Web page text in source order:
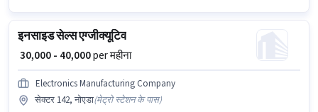
इनसाइड सेल्स एग्जीक्यूटिव
₹ 30,000 - 40,000per महीना
Electronics Manufacturing Company
सेक्टर 142, नोएडा(मेट्रो स्टेशन के पास)